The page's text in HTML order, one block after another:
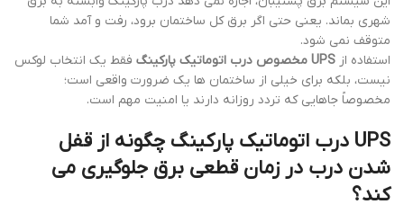
شهری بماند. یعنی حتی اگر برق کل ساختمان برود، رفت و آمد شما
متوقف نمی شود.
استفاده از UPS مخصوص درب اتوماتیک پارکینگ
فقط یک انتخاب لوکس
نیست، بلکه برای خیلی از ساختمان ها یک ضرورت واقعی است؛
مخصوصاً جاهایی که تردد روزانه دارند یا امنیت مهم است.
UPS درب اتوماتیک پارکینگ چگونه از قفل
شدن درب در زمان قطعی برق جلوگیری می
کند؟